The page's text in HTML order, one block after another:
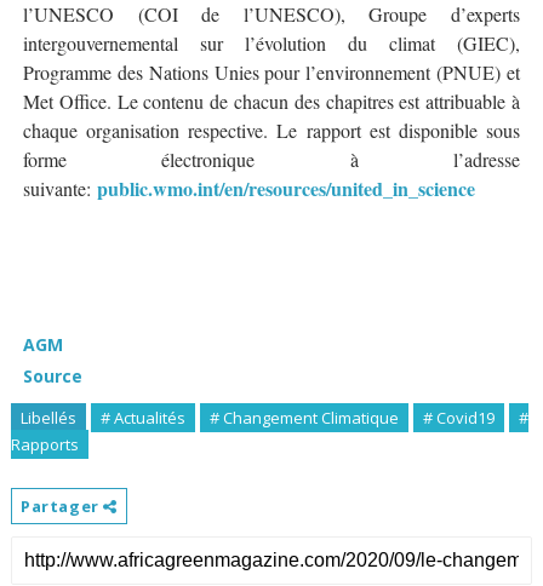
l’UNESCO (COI de l’UNESCO), Groupe d’experts
intergouvernemental sur l’évolution du climat (GIEC),
Programme des Nations Unies pour l’environnement (PNUE) et
Met Office. Le contenu de chacun des chapitres est attribuable à
chaque organisation respective. Le rapport est disponible sous
forme électronique à l’adresse
suivante: public.wmo.int/en/resources/united_in_science
AGM
Source
Libellés # Actualités # Changement Climatique # Covid19
#
Rapports
Partager